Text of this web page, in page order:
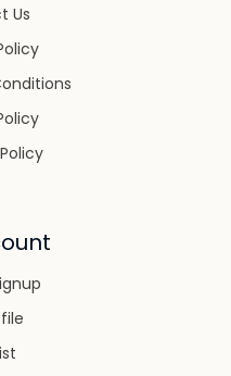
Us